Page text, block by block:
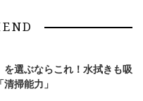
を選ぶならこれ！水拭きも吸
掃能力」